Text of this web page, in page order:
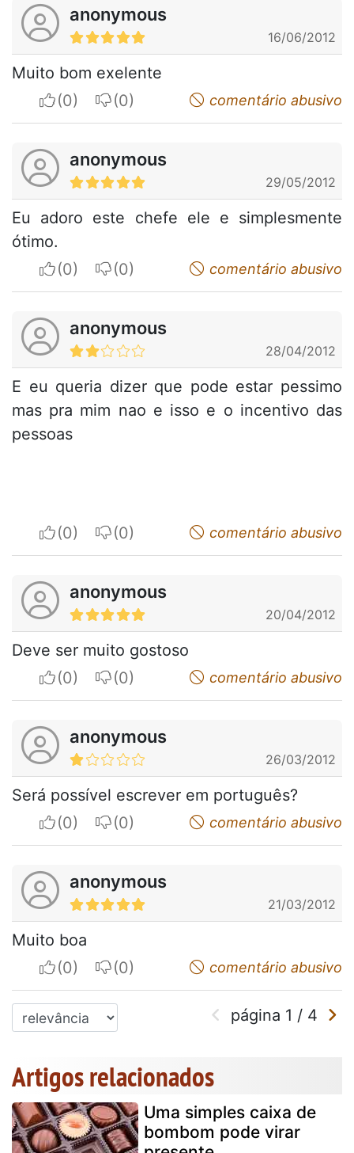
anonymous
16/06/2012
Muito bom exelente
I apreciateI do not appreciatecomentário abusivo
anonymous
29/05/2012
Eu adoro este chefe ele e simplesmente
ótimo.
I apreciateI do not appreciatecomentário abusivo
anonymous
28/04/2012
E eu queria dizer que pode estar pessimo
mas pra mim nao e isso e o incentivo das
pessoas
I apreciateI do not appreciatecomentário abusivo
anonymous
20/04/2012
Deve ser muito gostoso
I apreciateI do not appreciatecomentário abusivo
anonymous
26/03/2012
Será possível escrever em português?
I apreciateI do not appreciatecomentário abusivo
anonymous
21/03/2012
Muito boa
I apreciateI do not appreciatecomentário abusivo
página 1 / 4
Artigos relacionados
Uma simples caixa de
bombom pode virar